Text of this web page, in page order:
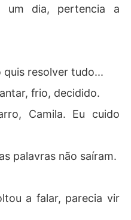
um dia, pertencia a
quis resolver tudo...
frio, decidido.
Camila. Eu cuido
palavras não saíram.
a falar, parecia vir